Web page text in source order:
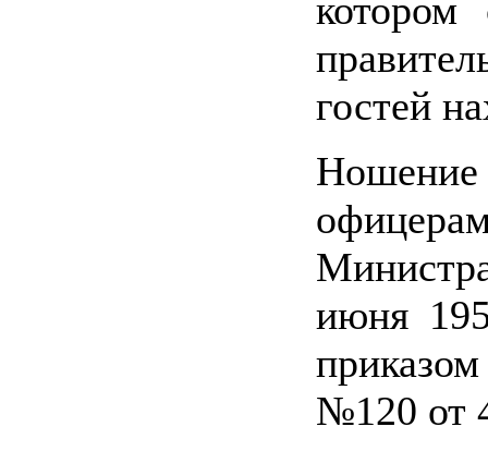
гостей
июня
№120 от